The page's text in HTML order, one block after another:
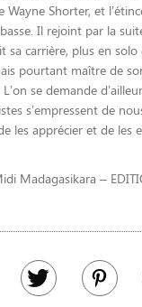
Shorter, et
Il rejoint par la
sa carrière, plus en
pourtant maître de
se demande
s’empressent de
les apprécier et de les
Madagasikara –